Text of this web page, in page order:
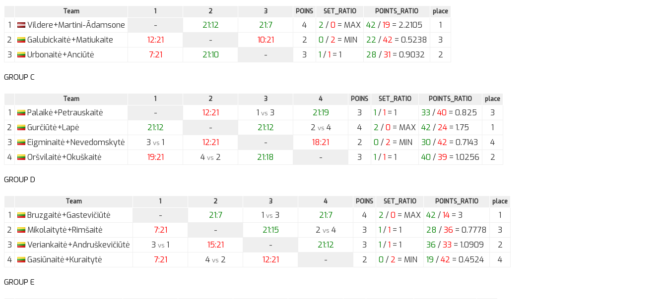
Team 1 2 3 POINS SET_RATIO POINTS_RATIO place
1 Vildere+Martini-Ādamsone - 21:12 21:7 4 2 /0 = MAX 42 /19 = 2.2105
1
2
Galubickaitė+Matiukaite 12:21 - 10:21 2 0 / 2 = MIN 22 /42 = 0.5238
3
3
Urbonaitė+Anciūtė 7:21 21:10 - 3 1 /1 = 1 28 /31 = 0.9032 2
GROUP C
Team 1 2 3 4 POINS SET_RATIO POINTS_RATIO place
1 Palaikė+Petrauskaitė - 12:21 1 vs 3 21:19 3 1 /1 = 1 33 /40 = 0.825
3
2
Gurčiūtė+Lapė 21:12 - 21:12 2 vs 4 4 2 /0 = MAX 42 / 24 = 1.75
1
3
Eigminaitė+Nevedomskytė 3 vs 1 12:21 - 18:21 2 0 / 2 = MIN 30 /42 = 0.7143
4
4
Oršvilaitė+Okuškaitė 19:21 4vs 2 21:18 - 3 1 /1 = 1 40 /39 = 1.0256 2
GROUP D
Team 1 2 3 4 POINS SET_RATIO POINTS_RATIO place
1 Bruzgaitė+Gastevičiūtė - 21:7 1 vs 3 21:7 4 2 /0 = MAX 42 /14 = 3
1
2
Mikolaitytė+Rimšaitė 7:21 - 21:15 2 vs 4 3 1 /1 = 1 28 /36 = 0.7778
3
3
Veriankaitė+Andruškevičiūtė 3 vs 1 15:21 - 21:12 3 1 /1 = 1 36 /33 = 1.0909
2
4
Gasiūnaitė+Kuraitytė 7:21 4vs 2 12:21 - 2 0 / 2 = MIN 19 /42 = 0.4524 4
GROUP E